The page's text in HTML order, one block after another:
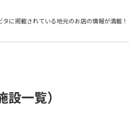
タに掲載されている地元のお店の情報が満載！
一覧）